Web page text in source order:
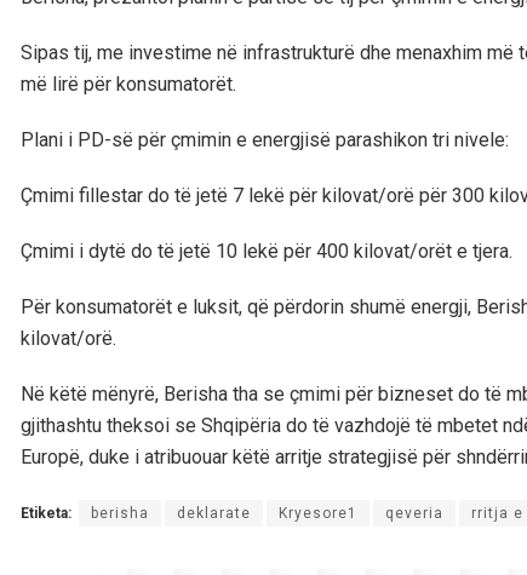
Sipas tij, me investime në infrastrukturë dhe menaxhim
më lirë për konsumatorët.
Plani i PD-së për çmimin e energjisë parashikon tri nivele:
Çmimi fillestar do të jetë 7 lekë për kilovat/orë për 300
Çmimi i dytë do të jetë 10 lekë për 400 kilovat/orët e tjera.
Për konsumatorët e luksit, që përdorin shumë energji,
kilovat/orë.
Në këtë mënyrë, Berisha tha se çmimi për bizneset do të
gjithashtu theksoi se Shqipëria do të vazhdojë të mbetet
Europë, duke i atribuouar këtë arritje strategjisë për
Etiketa: berisha deklarate Kryesore1 qeveria rritja e